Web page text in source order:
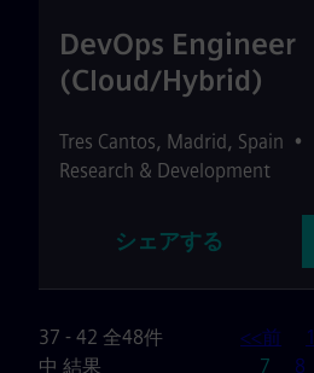
DevOps Engineer
(Cloud/Hybrid)
Tres Cantos, Madrid, Spain •
Research & Development
シェアする
37 - 42 全48件
中 結果
<<前 1
ページ
7 8